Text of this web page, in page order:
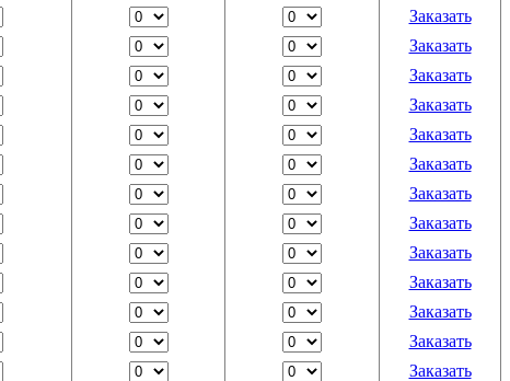
Заказать
Заказать
Заказать
Заказать
Заказать
Заказать
Заказать
Заказать
Заказать
Заказать
Заказать
Заказать
Заказать